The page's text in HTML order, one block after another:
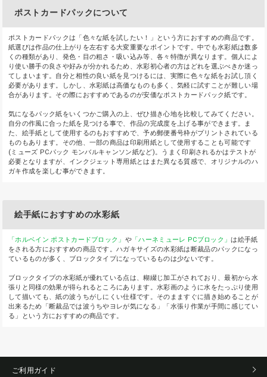
ポストカードパックについて
ポストカードパックは「色々な紙を試したい！」という方におすすめの商品です。
紙選びは作品の仕上がりを左右する大変重要なポイントです。中でも水彩紙は数多
くの種類があり、発色・目の粗さ・吸い込み等、各々特徴が異なります。個人によ
り使い勝手の良さや好みが分かれるため、水彩初心者の方はどれを選ぶべきか迷っ
てしまいます。自分と相性の良い紙を見つけるには、実際に色々な紙をお試し頂く
必要があります。しかし、水彩紙は高価なものも多く、気軽に試すことが難しい場
合があります。その際におすすめであるのが安価なポストカードパック紙です。
気になるパック紙をいくつかご購入の上、ぜひ描き心地を比較してみてください。
自分の作風に合った紙を見つける事で、作品の完成度を上げる事ができます。ま
た、絵手紙として使用するのもおすすめで、予め郵便番号枠がプリントされている
ものもあります。その他、一部の商品は印刷用紙として使用することも可能です
(ミューズ PCパック モンバルキャンソン紙など)。うまく印刷されるかはテストが
必要となりますが、インクジェット専用紙とはまた異なる質感で、オリジナルのハ
ガキ作成を楽しむ事ができます。
絵手紙におすすめの水彩紙
「ホルベイン ポストカードブロック」 や 「ハーネミューレ PCブロック」は絵手紙
をされる方におすすめの商品です。ハガキサイズの水彩紙は断裁品のパックになっ
ているものが多く、ブロックタイプになっているものは少ないです。
ブロックタイプの水彩紙が優れている点は、糊綴じ加工がされており、最初から水
張りと同様の効果が得られるところにあります。水彩画のように水をたっぷり使用
して描いても、紙の波うちがしにくい仕様です。そのまますぐに描き始めることが
出来るため「断裁品では波うちやヨレが気になる」「水張り作業が手間に感じてい
る」という方におすすめの商品です。
ご利用ガイド